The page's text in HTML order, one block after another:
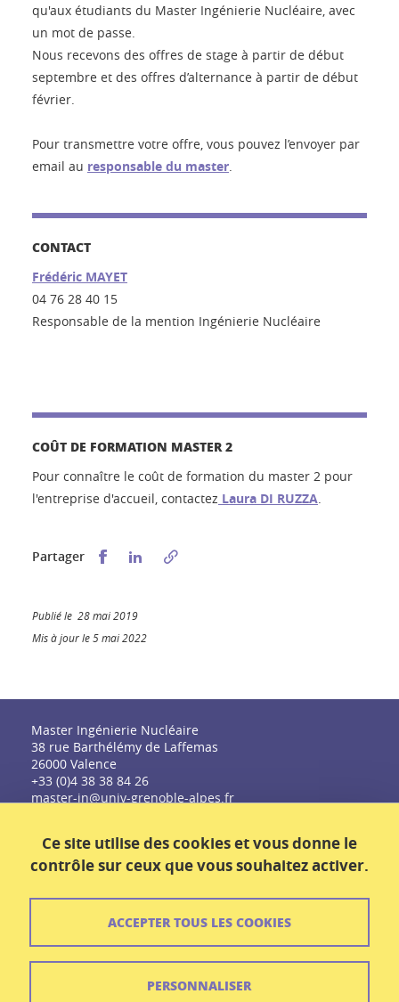
qu'aux étudiants du Master Ingénierie Nucléaire, avec
un mot de passe.
Nous recevons des offres de stage à partir de début
septembre et des offres d’alternance à partir de début
février.
Pour transmettre votre offre, vous pouvez l’envoyer par
email au responsable du master.
CONTACT
Frédéric MAYET
04 76 28 40 15
Responsable de la mention Ingénierie Nucléaire
COÛT DE FORMATION MASTER 2
Pour connaître le coût de formation du master 2 pour
l'entreprise d'accueil, contactez Laura DI RUZZA.
Partager Partager sur Facebook
Partager sur LinkedIn
Publié le 28 mai 2019
Mis à jour le 5 mai 2022
Master Ingénierie Nucléaire
38 rue Barthélémy de Laffemas
26000 Valence
+33 (0)4 38 38 84 26
master-in@univ-grenoble-alpes.fr
Plan du site
Ce site utilise des cookies et vous donne le
contrôle sur ceux que vous souhaitez activer.
ACCEPTER TOUS LES COOKIES
PERSONNALISER